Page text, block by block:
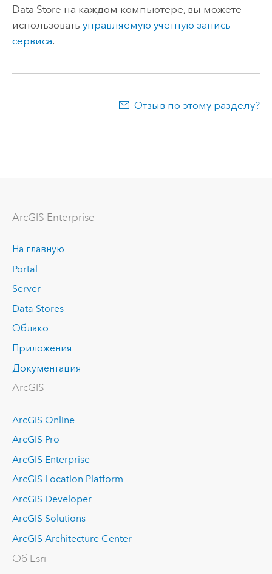
Data Store на каждом компьютере, вы можете
использовать управляемую учетную запись
сервиса.
Отзыв по этому разделу?
ArcGIS Enterprise
На главную
Portal
Server
Data Stores
Облако
Приложения
Документация
ArcGIS
ArcGIS Online
ArcGIS Pro
ArcGIS Enterprise
ArcGIS Location Platform
ArcGIS Developer
ArcGIS Solutions
ArcGIS Architecture Center
Об Esri